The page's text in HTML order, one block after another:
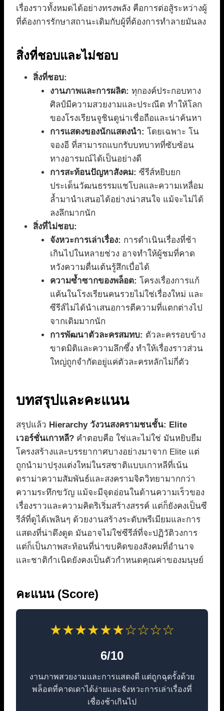
เรื่องราวทั้งหมดได้อย่างทรงพลัง คือการต่อสู้ระหว่างผู้
ที่ต้องการรักษาสถานะเดิมกับผู้ที่ต้องการทำลายมันลง
สิ่งที่ชอบและไม่ชอบ
สิ่งที่ชอบ:
งานภาพและการผลิต: ทุกองค์ประกอบทาง
ศิลป์มีความสวยงามและประณีต ทำให้โลก
ของโรงเรียนจูชินดูน่าเชื่อถือและน่าค้นหา
การแสดงของนักแสดงนำ: โดยเฉพาะ โน
จองอี ที่สามารถแบกรับบทบาทที่ซับซ้อน
ทางอารมณ์ได้เป็นอย่างดี
การสะท้อนปัญหาสังคม: ซีรีส์หยิบยก
ประเด็นวัฒนธรรมแชโบลและความเหลื่อม
ล้ำมานำเสนอได้อย่างน่าสนใจ แม้จะไม่ได้
ลงลึกมากนัก
สิ่งที่ไม่ชอบ:
จังหวะการเล่าเรื่อง: การดำเนินเรื่องที่ช้า
เกินไปในหลายช่วง อาจทำให้ผู้ชมที่คาด
หวังความตื่นเต้นรู้สึกเบื่อได้
ความซ้ำซากของพล็อต: โครงเรื่องการแก้
แค้นในโรงเรียนคนรวยไม่ใช่เรื่องใหม่ และ
ซีรีส์ไม่ได้นำเสนอการตีความที่แตกต่างไป
จากเดิมมากนัก
การพัฒนาตัวละครสมทบ: ตัวละครรอบข้าง
ขาดมิติและความลึกซึ้ง ทำให้เรื่องราวส่วน
ใหญ่ถูกจำกัดอยู่แค่ตัวละครหลักไม่กี่ตัว
บทสรุปและคะแนน
สรุปแล้ว Hierarchy วังวนสงครามชนชั้น: Elite
เวอร์ชั่นเกาหลี? คำตอบคือ ใช่และไม่ใช่ มันหยิบยืม
โครงสร้างและบรรยากาศบางอย่างมาจาก Elite แต่
ถูกนำมาปรุงแต่งใหม่ในรสชาติแบบเกาหลีที่เน้น
ดราม่าความสัมพันธ์และสงครามจิตวิทยามากกว่า
ความระทึกขวัญ แม้จะมีจุดอ่อนในด้านความเร็วของ
เรื่องราวและความคิดริเริ่มสร้างสรรค์ แต่ก็ยังคงเป็นซี
รีส์ที่ดูได้เพลินๆ ด้วยงานสร้างระดับพรีเมียมและการ
แสดงที่น่าดึงดูด มันอาจไม่ใช่ซีรีส์ที่จะปฏิวัติวงการ
แต่ก็เป็นภาพสะท้อนที่น่าขบคิดของสังคมที่อำนาจ
และชาติกำเนิดยังคงเป็นตัวกำหนดคุณค่าของมนุษย์
คะแนน (Score)
★★★★★★☆☆☆☆
6/10
งานภาพสวยงามและการแสดงดี แต่ถูกฉุดรั้งด้วย
พล็อตที่คาดเดาได้ง่ายและจังหวะการเล่าเรื่องที่
เชื่องช้าเกินไป